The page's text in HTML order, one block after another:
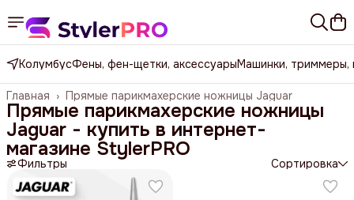
КолумбусФены, фен-щетки, аксессуарыМашинки, триммеры,
Прямые парикмахерские ножницы Jaguar
Главная ›
Прямые парикмахерские ножницы
Jaguar - купить в интернет-
магазине StylerPRO
Фильтры Сортировка